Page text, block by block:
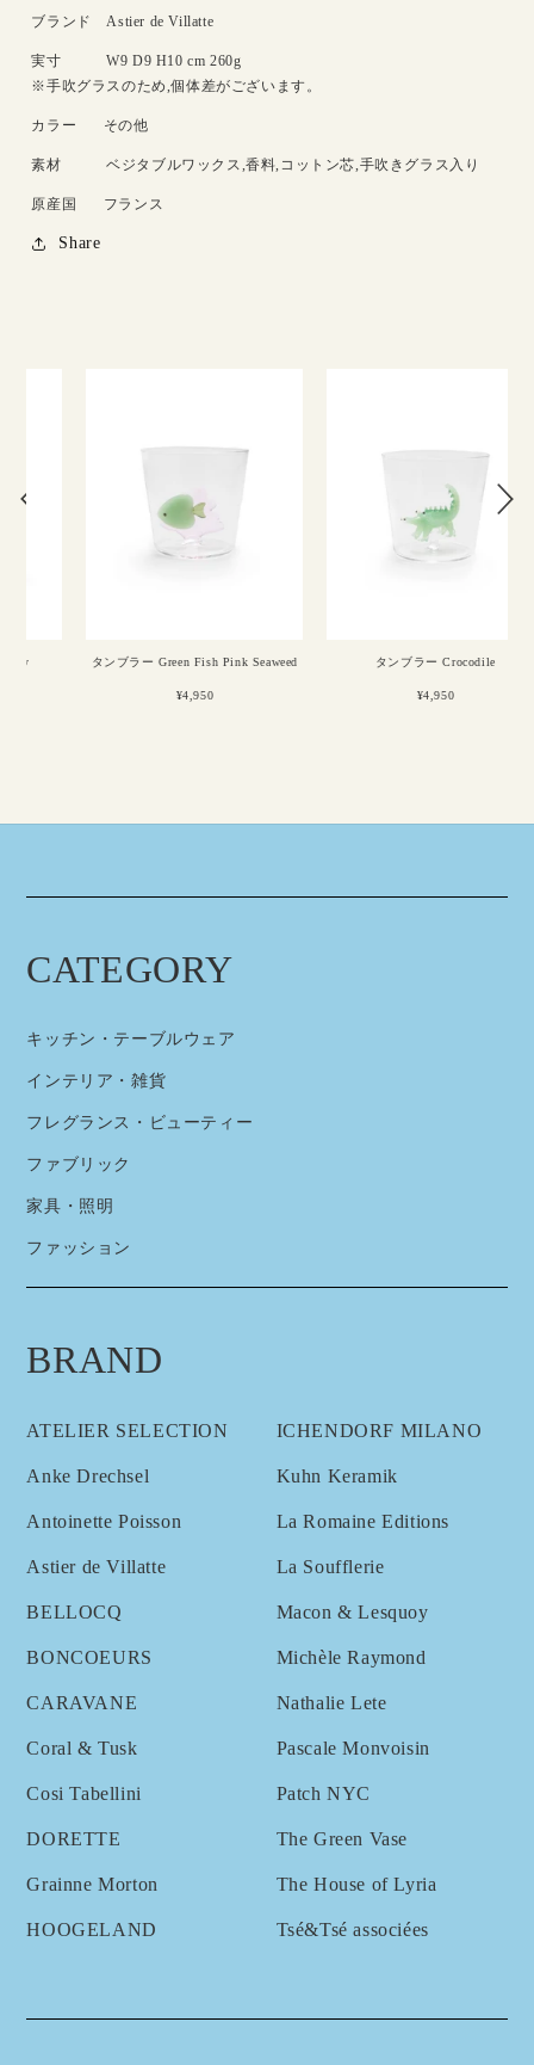
ブランド Astier de Villatte
実寸
W9 D9 H10 cm 260g
※手吹グラスのため,個体差がございます。
カラー その他
素材 ベジタブルワックス,香料,コットン芯,手吹きグラス入り
原産国 フランス
Share
タンブラー Green Fish Pink Seaweed タンブラー Crocodile
CATEGORY
キッチン・テーブルウェア
インテリア・雑貨
フレグランス・ビューティー
ファブリック
家具・照明
ファッション
BRAND
ATELIER SELECTION
Anke Drechsel
Antoinette Poisson
Astier de Villatte
BELLOCQ
BONCOEURS
CARAVANE
Coral & Tusk
Cosi Tabellini
DORETTE
Grainne Morton
HOOGELAND
ICHENDORF MILANO
Kuhn Keramik
La Romaine Editions
La Soufflerie
Macon & Lesquoy
Michèle Raymond
Nathalie Lete
Pascale Monvoisin
Patch NYC
The Green Vase
The House of Lyria
Tsé&Tsé associées